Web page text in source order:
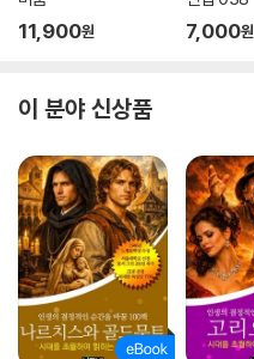
11,900원 7,000원
이 분야 신상품